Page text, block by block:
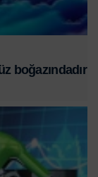
boğazındadır